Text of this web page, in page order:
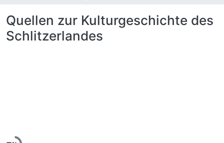
Quellen zur Kulturgeschichte des
Schlitzerlandes
Loading...